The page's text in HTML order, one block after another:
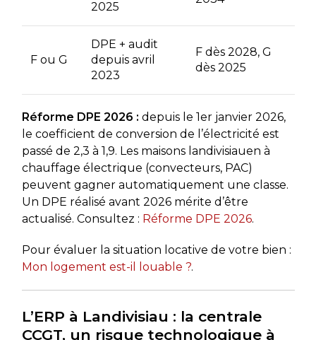
2025
F ou G
DPE + audit
depuis avril
2023
F dès 2028, G
dès 2025
Réforme DPE 2026 : depuis le 1er janvier 2026,
le coefficient de conversion de l’électricité est
passé de 2,3 à 1,9. Les maisons landivisiauen à
chauffage électrique (convecteurs, PAC)
peuvent gagner automatiquement une classe.
Un DPE réalisé avant 2026 mérite d’être
actualisé. Consultez : Réforme DPE 2026.
Pour évaluer la situation locative de votre bien :
Mon logement est-il louable ?.
L’ERP à Landivisiau : la centrale
CCGT, un risque technologique à